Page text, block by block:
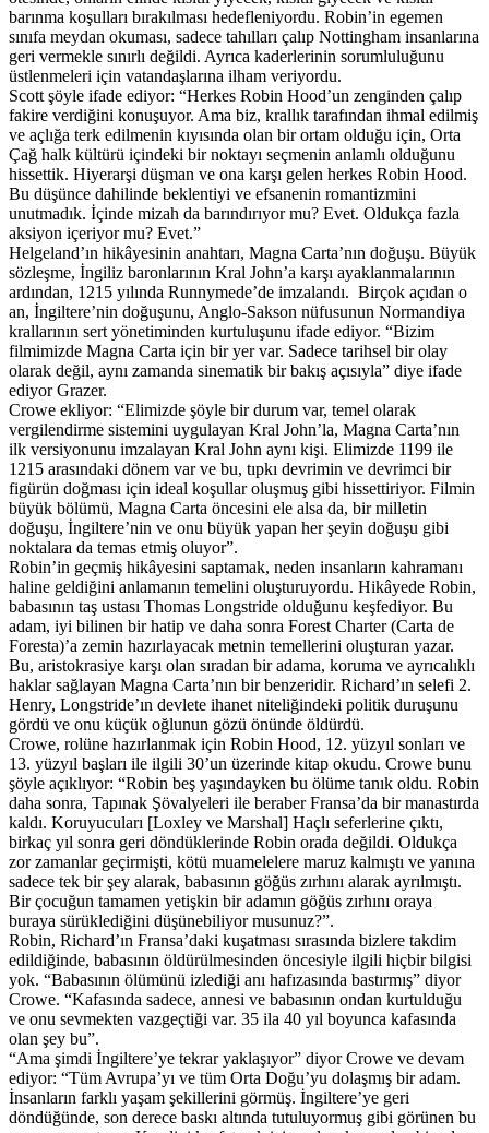
barınma koşulları bırakılması hedefleniyordu. Robin’in egemen
sınıfa meydan okuması, sadece tahılları çalıp Nottingham insanlarına
geri vermekle sınırlı değildi. Ayrıca kaderlerinin sorumluluğunu
üstlenmeleri için vatandaşlarına ilham veriyordu.
Scott şöyle ifade ediyor: “Herkes Robin Hood’un zenginden çalıp
fakire verdiğini konuşuyor. Ama biz, krallık tarafından ihmal edilmiş
ve açlığa terk edilmenin kıyısında olan bir ortam olduğu için, Orta
Çağ halk kültürü içindeki bir noktayı seçmenin anlamlı olduğunu
hissettik. Hiyerarşi düşman ve ona karşı gelen herkes Robin Hood.
Bu düşünce dahilinde beklentiyi ve efsanenin romantizmini
unutmadık. İçinde mizah da barındırıyor mu? Evet. Oldukça fazla
aksiyon içeriyor mu? Evet.”
Helgeland’ın hikâyesinin anahtarı, Magna Carta’nın doğuşu. Büyük
sözleşme, İngiliz baronlarının Kral John’a karşı ayaklanmalarının
ardından, 1215 yılında Runnymede’de imzalandı. Birçok açıdan o
an, İngiltere’nin doğuşunu, Anglo-Sakson nüfusunun Normandiya
krallarının sert yönetiminden kurtuluşunu ifade ediyor. “Bizim
filmimizde Magna Carta için bir yer var. Sadece tarihsel bir olay
olarak değil, aynı zamanda sinematik bir bakış açısıyla” diye ifade
ediyor Grazer.
Crowe ekliyor: “Elimizde şöyle bir durum var, temel olarak
vergilendirme sistemini uygulayan Kral John’la, Magna Carta’nın
ilk versiyonunu imzalayan Kral John aynı kişi. Elimizde 1199 ile
1215 arasındaki dönem var ve bu, tıpkı devrimin ve devrimci bir
figürün doğması için ideal koşullar oluşmuş gibi hissettiriyor. Filmin
büyük bölümü, Magna Carta öncesini ele alsa da, bir milletin
doğuşu, İngiltere’nin ve onu büyük yapan her şeyin doğuşu gibi
noktalara da temas etmiş oluyor”.
Robin’in geçmiş hikâyesini saptamak, neden insanların kahramanı
haline geldiğini anlamanın temelini oluşturuyordu. Hikâyede Robin,
babasının taş ustası Thomas Longstride olduğunu keşfediyor. Bu
adam, iyi bilinen bir hatip ve daha sonra Forest Charter (Carta de
Foresta)’a zemin hazırlayacak metnin temellerini oluşturan yazar.
Bu, aristokrasiye karşı olan sıradan bir adama, koruma ve ayrıcalıklı
haklar sağlayan Magna Carta’nın bir benzeridir. Richard’ın selefi 2.
Henry, Longstride’ın devlete ihanet niteliğindeki politik duruşunu
gördü ve onu küçük oğlunun gözü önünde öldürdü.
Crowe, rolüne hazırlanmak için Robin Hood, 12. yüzyıl sonları ve
13. yüzyıl başları ile ilgili 30’un üzerinde kitap okudu. Crowe bunu
şöyle açıklıyor: “Robin beş yaşındayken bu ölüme tanık oldu. Robin
daha sonra, Tapınak Şövalyeleri ile beraber Fransa’da bir manastırda
kaldı. Koruyucuları [Loxley ve Marshal] Haçlı seferlerine çıktı,
birkaç yıl sonra geri döndüklerinde Robin orada değildi. Oldukça
zor zamanlar geçirmişti, kötü muamelelere maruz kalmıştı ve yanına
sadece tek bir şey alarak, babasının göğüs zırhını alarak ayrılmıştı.
Bir çocuğun tamamen yetişkin bir adamın göğüs zırhını oraya
buraya sürüklediğini düşünebiliyor musunuz?”.
Robin, Richard’ın Fransa’daki kuşatması sırasında bizlere takdim
edildiğinde, babasının öldürülmesinden öncesiyle ilgili hiçbir bilgisi
yok. “Babasının ölümünü izlediği anı hafızasında bastırmış” diyor
Crowe. “Kafasında sadece, annesi ve babasının ondan kurtulduğu
ve onu sevmekten vazgeçtiği var. 35 ila 40 yıl boyunca kafasında
olan şey bu”.
“Ama şimdi İngiltere’ye tekrar yaklaşıyor” diyor Crowe ve devam
ediyor: “Tüm Avrupa’yı ve tüm Orta Doğu’yu dolaşmış bir adam.
İnsanların farklı yaşam şekillerini görmüş. İngiltere’ye geri
döndüğünde, son derece baskı altında tutuluyormuş gibi görünen bu